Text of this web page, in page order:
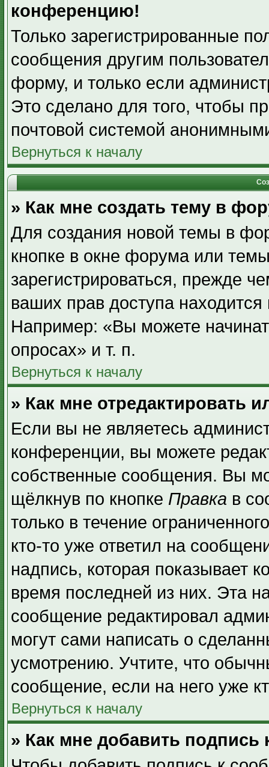
конференцию!
Только зарегистрированные
сообщения другим
форму, и только если
Это сделано для того, чтобы
почтовой системой
Вернуться к началу
» Как мне создать тему в
Для создания новой темы в
кнопке в окне форума или
зарегистрироваться, прежде
ваших прав доступа
Например: «Вы можете
опросах» и т. п.
Вернуться к началу
» Как мне отредактировать
Если вы не являетесь
конференции, вы можете
собственные сообщения. Вы
щёлкнув по кнопке Правка в
только в течение
кто-то уже ответил на
надпись, которая показывает
время последней из них. Эта
сообщение редактировал
могут сами написать о
усмотрению. Учтите, что
сообщение, если на него уже
Вернуться к началу
» Как мне добавить